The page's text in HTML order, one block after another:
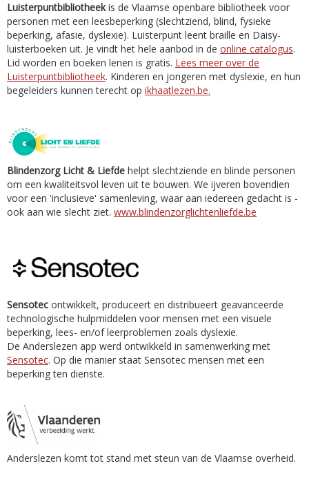
Luisterpuntbibliotheekis de Vlaamse openbare bibliotheek voor
personen met een leesbeperking (slechtziend, blind, fysieke
beperking, afasie, dyslexie). Luisterpunt leent braille en Daisy-
luisterboeken uit. Je vindt het hele aanbod in de online catalogus.
Lid worden en boeken lenen is gratis. Lees meer over de
Luisterpuntbibliotheek. Kinderen en jongeren met dyslexie, en hun
begeleiders kunnen terecht op ikhaatlezen.be.
Blindenzorg Licht & Liefde helpt slechtziende en blinde personen
om een kwaliteitsvol leven uit te bouwen. We ijveren bovendien
voor een 'inclusieve' samenleving, waar aan iedereen gedacht is -
ook aan wie slecht ziet. www.blindenzorglichtenliefde.be
Sensotec ontwikkelt, produceert en distribueert geavanceerde
technologische hulpmiddelen voor mensen met een visuele
beperking, lees- en/of leerproblemen zoals dyslexie.
De Anderslezen app werd ontwikkeld in samenwerking met
Sensotec. Op die manier staat Sensotec mensen met een
beperking ten dienste.
Anderslezen komt tot stand met steun van de Vlaamse overheid.